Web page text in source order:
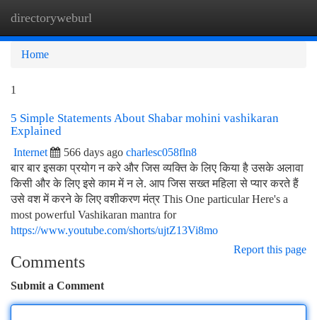
directoryweburl
Home
1
5 Simple Statements About Shabar mohini vashikaran
Explained
Internet 566 days ago charlesc058fln8
बार बार इसका प्रयोग न करे और जिस व्यक्ति के लिए किया है उसके अलावा
किसी और के लिए इसे काम में न ले. आप जिस सख्त महिला से प्यार करते हैं
उसे वश में करने के लिए वशीकरण मंत्र This One particular Here's a
most powerful Vashikaran mantra for
https://www.youtube.com/shorts/ujtZ13Vi8mo
Report this page
Comments
Submit a Comment